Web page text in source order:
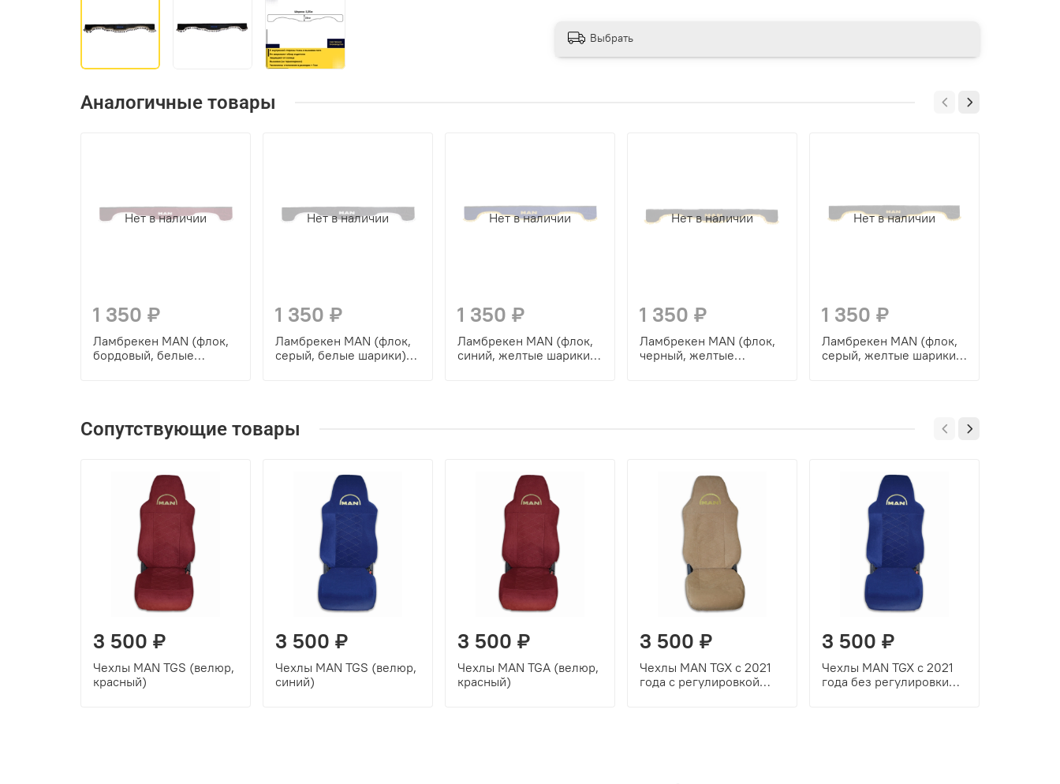
Выбрать
Аналогичные товары
Нет в наличии
1 350 ₽
Ламбрекен MAN (флок,
бордовый, белые
Нет в наличии
1 350 ₽
Ламбрекен MAN (флок,
серый, белые шарики)
Нет в наличии
1 350 ₽
Ламбрекен MAN (флок,
синий, желтые шарики)
Нет в наличии
1 350 ₽
Ламбрекен MAN (флок,
черный, желтые
Нет в наличии
1 350 ₽
Ламбрекен MAN (флок,
серый, желтые шарики)
Сопутствующие товары
3 500 ₽
Чехлы MAN TGS (велюр,
красный)
3 500 ₽
Чехлы MAN TGS (велюр,
синий)
3 500 ₽
Чехлы MAN TGA (велюр,
красный)
3 500 ₽
Чехлы MAN TGX с 2021
года с регулировкой
3 500 ₽
Чехлы MAN TGX с 2021
года без регулировки